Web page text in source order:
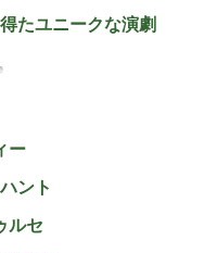
たユニークな演劇
ー
ント
ルセ